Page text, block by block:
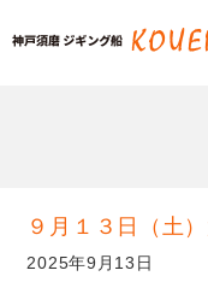
９月１３日（土
2025年9月13日